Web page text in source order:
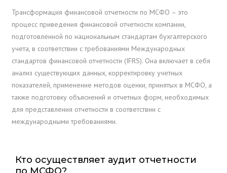
Трансформация финансовой отчетности по МСФО – это
процесс приведения финансовой отчетности компании,
подготовленной по национальным стандартам бухгалтерского
учета, в соответствии с требованиями Международных
стандартов финансовой отчетности (IFRS). Она включает в себя
анализ существующих данных, корректировку учетных
показателей, применение методов оценки, принятых в МСФО, а
также подготовку объяснений и отчетных форм, необходимых
для представления отчетности в соответствии с
международными требованиями.
Кто осуществляет аудит отчетности